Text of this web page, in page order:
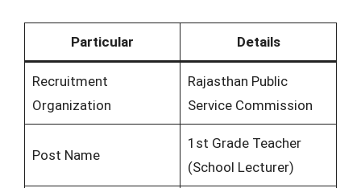
Particular Details
Recruitment
Organization
Rajasthan Public
Service Commission
Post Name
1st Grade Teacher
(School Lecturer)